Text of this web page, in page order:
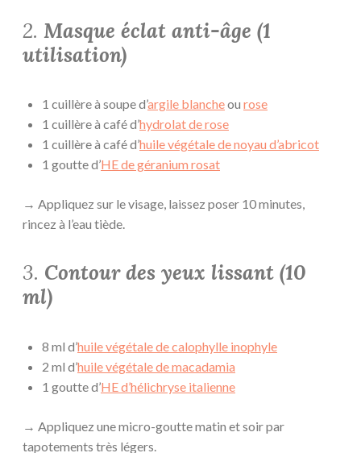
2. Masque éclat anti-âge (1
utilisation)
1 cuillère à soupe d’argile blancheou rose
1 cuillère à café d’hydrolat de rose
1 cuillère à café d’huile végétale de noyau d’abricot
1 goutte d’HE de géranium rosat
→ Appliquez sur le visage, laissez poser 10 minutes,
rincez à l’eau tiède.
3. Contour des yeux lissant (10
ml)
8 ml d’huile végétale de calophylle inophyle
2 ml d’huile végétale de macadamia
1 goutte d’HE d’hélichryse italienne
→ Appliquez une micro-goutte matin et soir par
tapotements très légers.